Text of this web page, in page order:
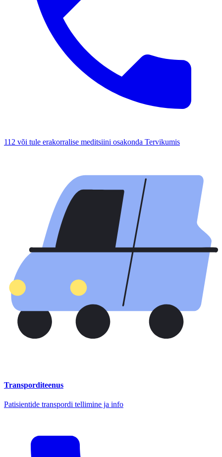
112 või tule erakorralise meditsiini osakonda Tervikumis
Transporditeenus
Patisientide transpordi tellimine ja info